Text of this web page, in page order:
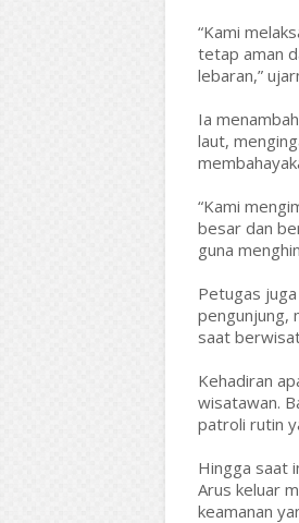
“Kami
tetap aman
lebaran,”
Ia
laut,
“Kami
besar dan
guna
Petugas
pengunjung,
saat
Kehadiran
wisatawan.
patroli rutin
Hingga saat
Arus keluar
keamanan